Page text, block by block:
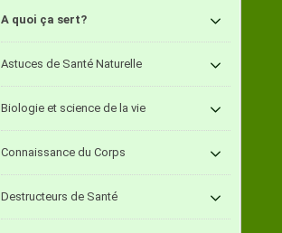
A quoi ça sert?
Astuces de Santé Naturelle
Biologie et science de la vie
Connaissance du Corps
Destructeurs de Santé